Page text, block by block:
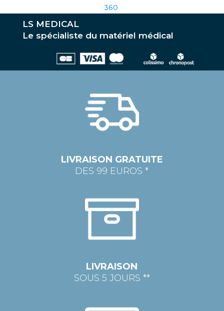
360
LS MEDICAL
Le spécialiste du matériel médical
LIVRAISON GRATUITE
DES 99 EUROS *
LIVRAISON
SOUS 5 JOURS **